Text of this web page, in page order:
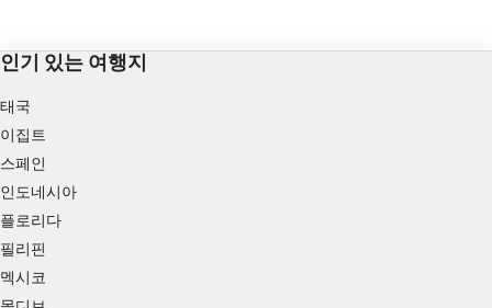
인기 있는 여행지
태국
이집트
스페인
인도네시아
플로리다
필리핀
멕시코